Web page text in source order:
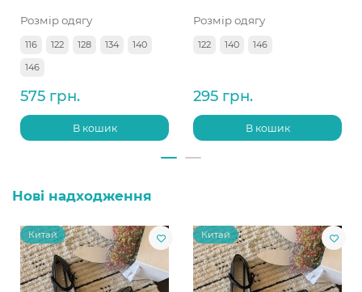
Розмір одягу
116 122 128 134
140
146
575 грн.
В кошик
Розмір одягу
122 140 146
295 грн.
В кошик
Нові надходження
Китай Китай